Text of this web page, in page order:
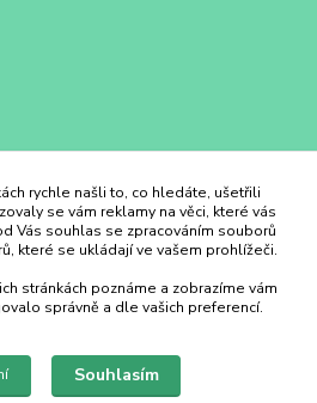
rychle našli to, co hledáte, ušetřili
se vám reklamy na věci, které vás
Vás souhlas se zpracováním souborů
které se ukládají ve vašem prohlížeči.
stránkách poznáme a zobrazíme vám
správně a dle vašich preferencí.
Souhlasím